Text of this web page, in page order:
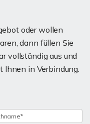
oder wollen
dann füllen Sie
vollständig aus und
Ihnen in Verbindung.